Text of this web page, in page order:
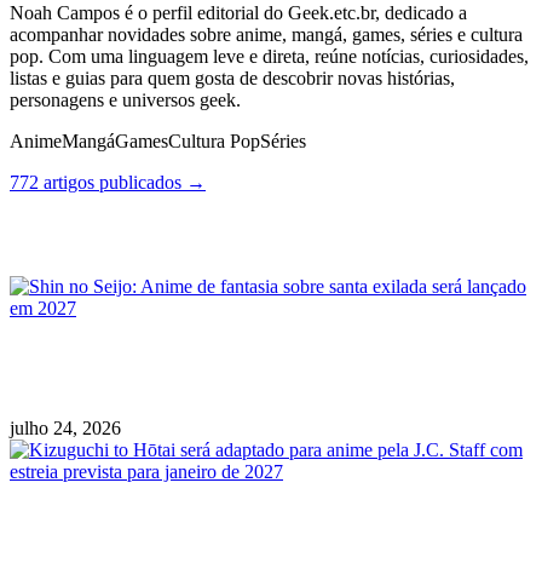
Noah Campos é o perfil editorial do Geek.etc.br, dedicado a
acompanhar novidades sobre anime, mangá, games, séries e cultura
pop. Com uma linguagem leve e direta, reúne notícias, curiosidades,
listas e guias para quem gosta de descobrir novas histórias,
personagens e universos geek.
AnimeMangáGamesCultura PopSéries
772 artigos publicados →
julho 24, 2026